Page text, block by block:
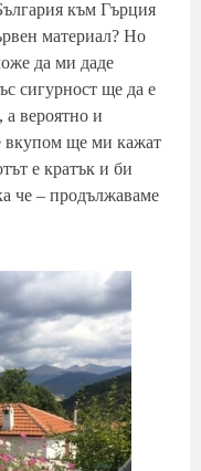
към Гърция
материал? Но
да ми даде
сигурност ще да е
а вероятно и
вкупом ще ми кажат
е кратък и би
че – продължаваме